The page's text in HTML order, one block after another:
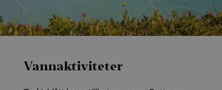
Vannaktiviteter